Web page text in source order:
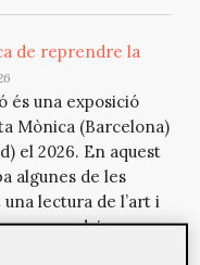
de reprendre la
és una exposició
Mònica (Barcelona)
el 2026. En aquest
algunes de les
lectura de l’art i
per produir